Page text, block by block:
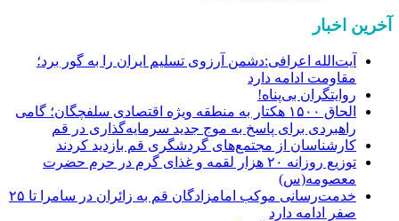
آخرین اخبار
آیت‌الله اعرافی:دشمن آرزوی تسلیم ایران را به گور برد؛
مقاومت ادامه دارد
روایتگران بی‌پناه!
الحاق ۱۵۰۰ هکتار به منطقه ویژه اقتصادی سلفچگان؛ گامی
راهبردی برای پاسخ به موج جدید سرمایه‌گذاری در قم
کارشناسان از مجتمع‌های گردشگری قم بازدید کردند
توزیع روزانه ۲۰ هزار لقمه و غذای گرم در حرم حضرت
معصومه(س)
خدمت‌رسانی موکب امامزادگان قم به زائران در سامرا تا ۲۵
صفر ادامه دارد